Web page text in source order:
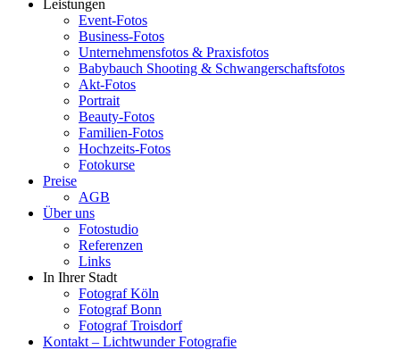
Leistungen
Event-Fotos
Business-Fotos
Unternehmensfotos & Praxisfotos
Babybauch Shooting & Schwangerschaftsfotos
Akt-Fotos
Portrait
Beauty-Fotos
Familien-Fotos
Hochzeits-Fotos
Fotokurse
Preise
AGB
Über uns
Fotostudio
Referenzen
Links
In Ihrer Stadt
Fotograf Köln
Fotograf Bonn
Fotograf Troisdorf
Kontakt – Lichtwunder Fotografie